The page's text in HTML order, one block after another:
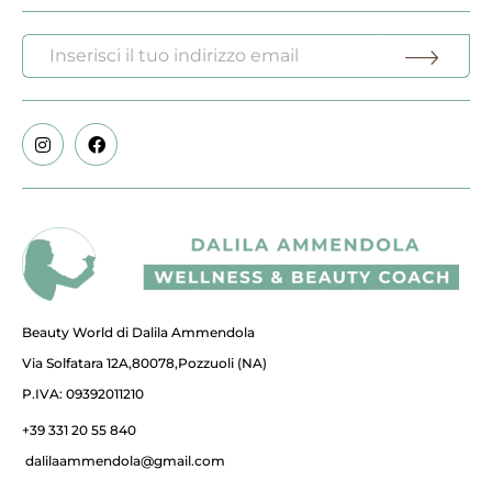
Beauty World di Dalila Ammendola
Via Solfatara 12A,80078,Pozzuoli (NA)
P.IVA: 09392011210
+39 331 20 55 840
dalilaammendola@gmail.com